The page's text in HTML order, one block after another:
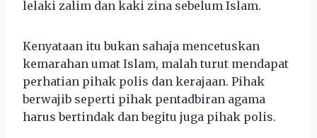
lelaki zalim dan kaki zina sebelum Islam.
Kenyataan itu bukan sahaja mencetuskan
kemarahan umat Islam, malah turut mendapat
perhatian pihak polis dan kerajaan. Pihak
berwajib seperti pihak pentadbiran agama
harus bertindak dan begitu juga pihak polis.